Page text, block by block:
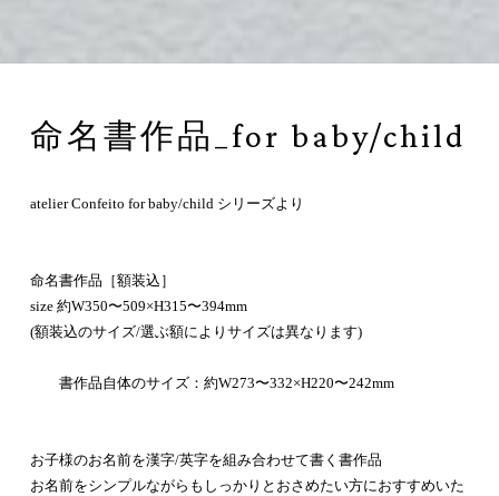
命名書作品_for baby/child
atelier Confeito for baby/child シリーズより
命名書作品［額装込］
size 約W350〜509×H315〜394mm
(額装込のサイズ/選ぶ額によりサイズは異なります)
書作品自体のサイズ：約W273〜332×H220〜242mm
お子様のお名前を漢字/英字を組み合わせて書く書作品
お名前をシンプルながらもしっかりとおさめたい方におすすめいた